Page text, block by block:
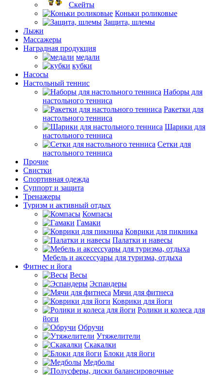
Скейты
Коньки роликовые
Защита, шлемы
Лыжи
Массажеры
Наградная продукция
медали
кубки
Насосы
Настольный теннис
Наборы для
настольного тенниса
Ракетки для
настольного тенниса
Шарики для
настольного тенниса
Сетки для
настольного тенниса
Прочие
Свистки
Спортивная одежда
Суппорт и защита
Тренажеры
Туризм и активный отдых
Компасы
Гамаки
Коврики для пикника
Палатки и навесы
Мебель и аксессуары для туризма, отдыха
Фитнес и йога
Весы
Эспандеры
Мячи для фитнеса
Коврики для йоги
Ролики и колеса для
йоги
Обручи
Утяжелители
Скакалки
Блоки для йоги
Медболы